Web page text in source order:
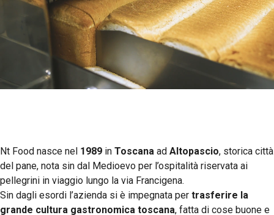
Nt Food nasce nel 1989 in Toscana ad Altopascio, storica città
del pane, nota sin dal Medioevo per l’ospitalità riservata ai
pellegrini in viaggio lungo la via Francigena.
Sin dagli esordi l’azienda si è impegnata per trasferire la
grande cultura gastronomica toscana, fatta di cose buone e